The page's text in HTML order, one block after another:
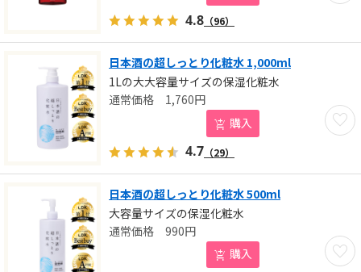
4.8 （96）
日本酒の超しっとり化粧水 1,000ml
1Lの大大容量サイズの保湿化粧水
お気
1,760円
購入
4.7 （29）
日本酒の超しっとり化粧水 500ml
大容量サイズの保湿化粧水
お気
990円
購入